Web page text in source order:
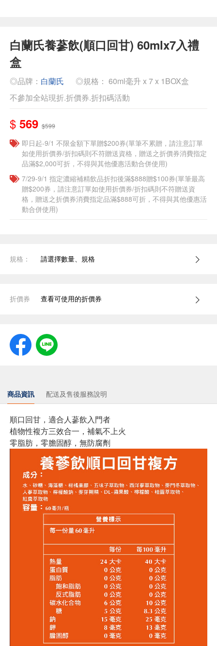
白蘭氏養蔘飲(順口回甘) 60mlx7入禮
盒
◎品牌： 白蘭氏
◎規格： 60ml毫升 x 7 x 1BOX盒
不參加全站現折.折價券.折扣碼活動
$ 569 $599
即日起-9/1 不限金額下單贈$200券(單筆不累贈，請注意訂單
如使用折價券/折扣碼則不符贈送資格，贈送之折價券消費指定
品滿$2,000可折，不得與其他優惠活動合併使用)
7/29-9/1 指定濃縮補精飲品​折扣後滿$888贈$100券(單筆最高
贈$200券，請注意訂單如使用折價券/折扣碼則不符贈送資
格，贈送之折價券消費指定品滿$888可折，不得與其他優惠活
動合併使用)
規格： 請選擇數量、規格
折價券 查看可使用的折價券
商品資訊 配送及售後服務說明
順口回甘，適合人蔘飲入門者
植物性複方三效合一，補氣不上火
零脂肪，零膽固醇，無防腐劑